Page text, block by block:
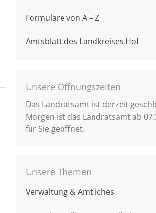
Formulare von A – Z
Amtsblatt des Landkreises Hof
Unsere Öffnungszeiten
Das Landratsamt ist derzeit
Morgen ist das Landratsamt ab
für Sie geöffnet.
Unsere Themen
Verwaltung & Amtliches